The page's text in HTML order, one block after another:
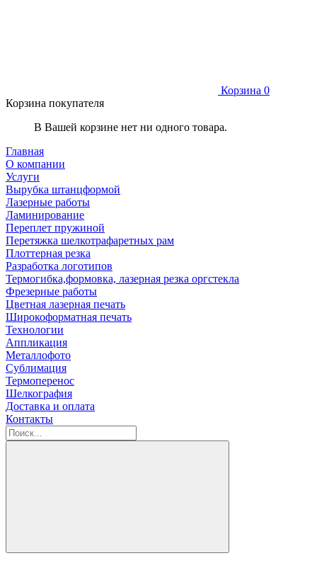
Корзина 0
Корзина покупателя
В Вашей корзине нет ни одного товара.
Главная
О компании
Услуги
Вырубка штанцформой
Лазерные работы
Ламинирование
Переплет пружиной
Перетяжка шелкотрафаретных рам
Плоттерная резка
Разработка логотипов
Термогибка,формовка, лазерная резка оргстекла
Фрезерные работы
Цветная лазерная печать
Широкоформатная печать
Технологии
Аппликация
Металлофото
Сублимация
Термоперенос
Шелкография
Доставка и оплата
Контакты